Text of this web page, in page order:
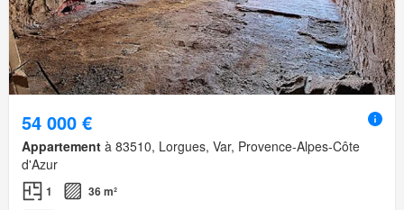
54 000 €
Appartement à 83510, Lorgues, Var, Provence-Alpes-Côte
d'Azur
1 36 m²